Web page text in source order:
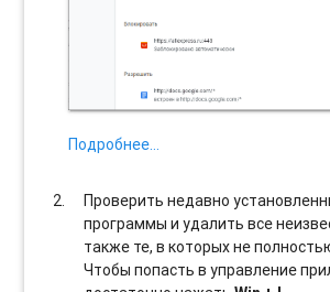
Подробнее…
Проверить недавно
программы и удалить все
также те, в которых не
Чтобы попасть в управление